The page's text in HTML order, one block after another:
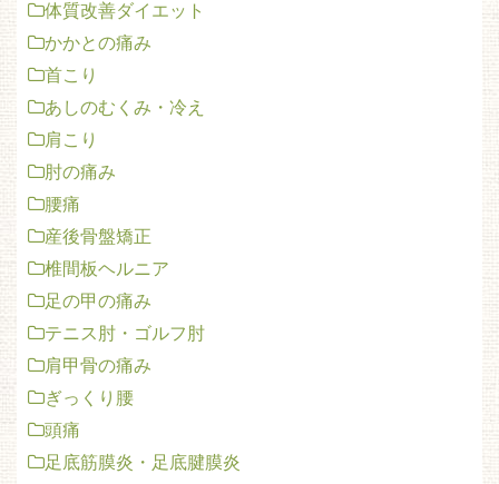
体質改善ダイエット
かかとの痛み
首こり
あしのむくみ・冷え
肩こり
肘の痛み
腰痛
産後骨盤矯正
椎間板ヘルニア
足の甲の痛み
テニス肘・ゴルフ肘
肩甲骨の痛み
ぎっくり腰
頭痛
足底筋膜炎・足底腱膜炎